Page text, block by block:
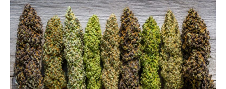
marihuany,
które
odmieniły
hodowlę
i
świat
nasion
konopi